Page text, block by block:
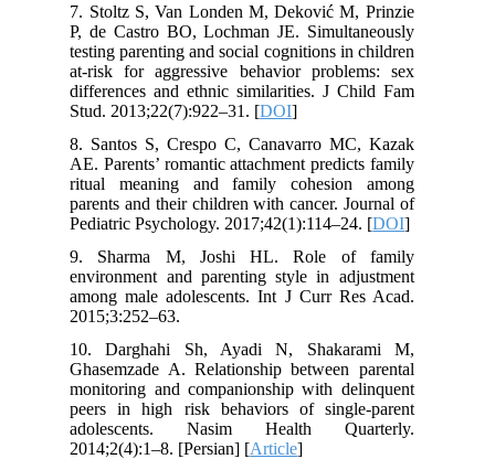
7. Stoltz S, Van Londen M, Deković M, Prinzie
P, de Castro BO, Lochman JE. Simultaneously
testing parenting and social cognitions in children
at-risk for aggressive behavior problems: sex
differences and ethnic similarities. J Child Fam
Stud. 2013;22(7):922–31. [DOI
8. Santos S, Crespo C, Canavarro MC, Kazak
AE. Parents’ romantic attachment predicts family
ritual meaning and family cohesion among
parents and their children with cancer. Journal of
Pediatric Psychology. 2017;42(1):114–24. [DOI
9. Sharma M, Joshi HL. Role of family
environment and parenting style in adjustment
among male adolescents. Int J Curr Res Acad.
2015;3:252–63.
10. Darghahi Sh, Ayadi N, Shakarami M,
Ghasemzade A. Relationship between parental
monitoring and companionship with delinquent
peers in high risk behaviors of single-parent
adolescents. Nasim Health Quarterly.
2014;2(4):1–8. [Persian] [Article